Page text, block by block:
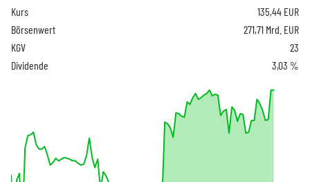
Kurs 135,44 EUR
Börsenwert
271,71 Mrd. EUR
KGV
23
Dividende
3,03 %